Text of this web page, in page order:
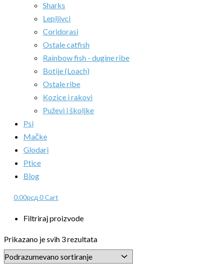
Sharks
Lepljivci
Coridorasi
Ostale catfish
Rainbow fish - dugine ribe
Botije (Loach)
Ostale ribe
Kozice i rakovi
Puževi i školjke
Psi
Mačke
Glodari
Ptice
Blog
0.00рсд 0Cart
Filtriraj proizvode
Prikazano je svih 3 rezultata